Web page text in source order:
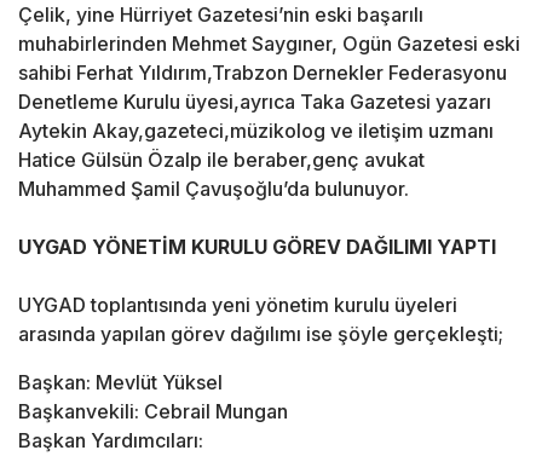
Çelik, yine Hürriyet Gazetesi’nin eski başarılı
muhabirlerinden Mehmet Saygıner, Ogün Gazetesi eski
sahibi Ferhat Yıldırım,Trabzon Dernekler Federasyonu
Denetleme Kurulu üyesi,ayrıca Taka Gazetesi yazarı
Aytekin Akay,gazeteci,müzikolog ve iletişim uzmanı
Hatice Gülsün Özalp ile beraber,genç avukat
Muhammed Şamil Çavuşoğlu’da bulunuyor.
UYGAD YÖNETİM KURULU GÖREV DAĞILIMI YAPTI
UYGAD toplantısında yeni yönetim kurulu üyeleri
arasında yapılan görev dağılımı ise şöyle gerçekleşti;
Başkan: Mevlüt Yüksel
Başkanvekili: Cebrail Mungan
Başkan Yardımcıları: